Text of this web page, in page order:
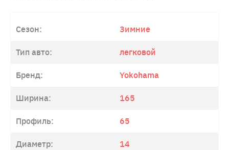
Сезон: Зимние
Тип авто: легковой
Бренд: Yokohama
Ширина: 165
Профиль: 65
Диаметр: 14